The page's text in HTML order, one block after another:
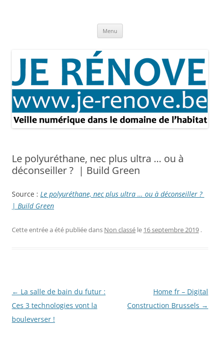
Menu
Le polyuréthane, nec plus ultra … ou à
déconseiller ? | Build Green
Source : Le polyuréthane, nec plus ultra … ou à déconseiller ?
| Build Green
Cette entrée a été publiée dans Non classé le 16 septembre 2019 .
Navigation
des
articles
← La salle de bain du futur :
Ces 3 technologies vont la
bouleverser !
Home fr – Digital
Construction Brussels →